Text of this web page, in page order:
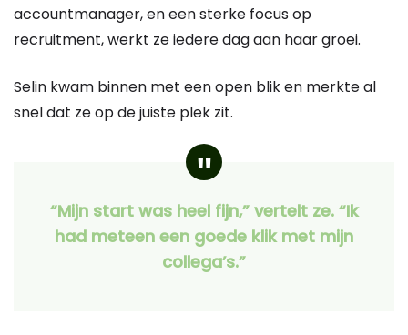
accountmanager, en een sterke focus op
recruitment, werkt ze iedere dag aan haar groei.
Selin kwam binnen met een open blik en merkte al
snel dat ze op de juiste plek zit.
“Mijn start was heel fijn,” vertelt ze. “Ik
had meteen een goede klik met mijn
collega’s.”